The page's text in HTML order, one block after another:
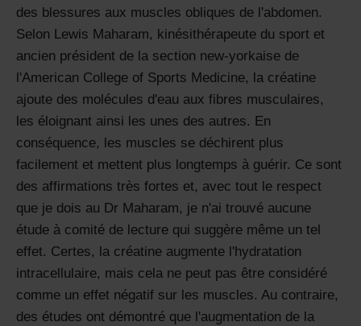
des blessures aux muscles obliques de l'abdomen.
Selon Lewis Maharam, kinésithérapeute du sport et
ancien président de la section new-yorkaise de
l'American College of Sports Medicine, la créatine
ajoute des molécules d'eau aux fibres musculaires,
les éloignant ainsi les unes des autres. En
conséquence, les muscles se déchirent plus
facilement et mettent plus longtemps à guérir. Ce sont
des affirmations très fortes et, avec tout le respect
que je dois au Dr Maharam, je n'ai trouvé aucune
étude à comité de lecture qui suggère même un tel
effet. Certes, la créatine augmente l'hydratation
intracellulaire, mais cela ne peut pas être considéré
comme un effet négatif sur les muscles. Au contraire,
des études ont démontré que l'augmentation de la